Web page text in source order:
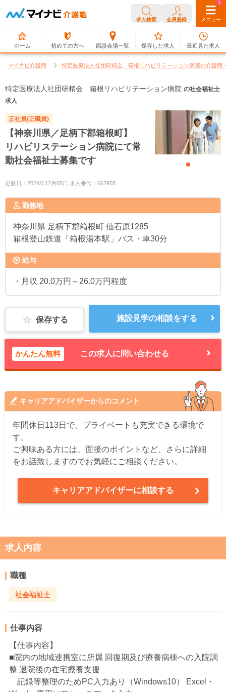
求人検索 会員登録 メニュー
ホーム 初めての方へ 面談会場一覧
0
保存した求人
1
最近見た求人
マイナビ介護職 特定医療法人社団研精会 箱根リハビリテーション病院の介護職
特定医療法人社団研精会 箱根リハビリテーション病院 の社会福祉士
求人
正社員(正職員)
【神奈川県／足柄下郡箱根町】
リハビリステーション病院にて常
勤社会福祉士募集です
更新日：2024年12月05日 求人番号：662958
勤務地
神奈川県 足柄下郡箱根町 仙石原1285
箱根登山鉄道「箱根湯本駅」バス・車30分
給与
・月収 20.0万円～26.0万円程度
保存する 施設見学の相談をする
かんたん無料 この求人に問い合わせる
キャリアアドバイザーからのコメント
年間休日113日で、プライベートも充実できる環境で
す。
ご興味ある方には、面接のポイントなど、さらに詳細
をお話致しますのでお気軽にご相談ください。
キャリアアドバイザーに相談する
求人内容
職種
社会福祉士
仕事内容
【仕事内容】
■院内の地域連携室に所属 回復期及び療養病棟への入院調
整 退院後の在宅療養支援
記録等整理のためPC入力あり（Windows10） Excel・